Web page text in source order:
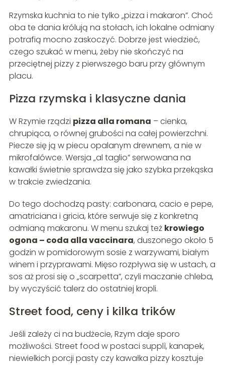
Rzymska kuchnia to nie tylko „pizza i makaron”. Choć
oba te dania królują na stołach, ich lokalne odmiany
potrafią mocno zaskoczyć. Dobrze jest wiedzieć,
czego szukać w menu, żeby nie skończyć na
przeciętnej pizzy z pierwszego baru przy głównym
placu.
Pizza rzymska i klasyczne dania
W Rzymie rządzi pizza alla romana – cienka,
chrupiąca, o równej grubości na całej powierzchni.
Piecze się ją w piecu opalanym drewnem, a nie w
mikrofalówce. Wersja „al taglio” serwowana na
kawałki świetnie sprawdza się jako szybka przekąska
w trakcie zwiedzania.
Do tego dochodzą pasty: carbonara, cacio e pepe,
amatriciana i gricia, które serwuje się z konkretną
odmianą makaronu. W menu szukaj też krowiego
ogona – coda alla vaccinara, duszonego około 5
godzin w pomidorowym sosie z warzywami, białym
winem i przyprawami. Mięso rozpływa się w ustach, a
sos aż prosi się o „scarpetta”, czyli maczanie chleba,
by wyczyścić talerz do ostatniej kropli.
Street food, ceny i kilka trików
Jeśli zależy ci na budżecie, Rzym daje sporo
możliwości. Street food w postaci supplì, kanapek,
niewielkich porcji pasty czy kawałka pizzy kosztuje